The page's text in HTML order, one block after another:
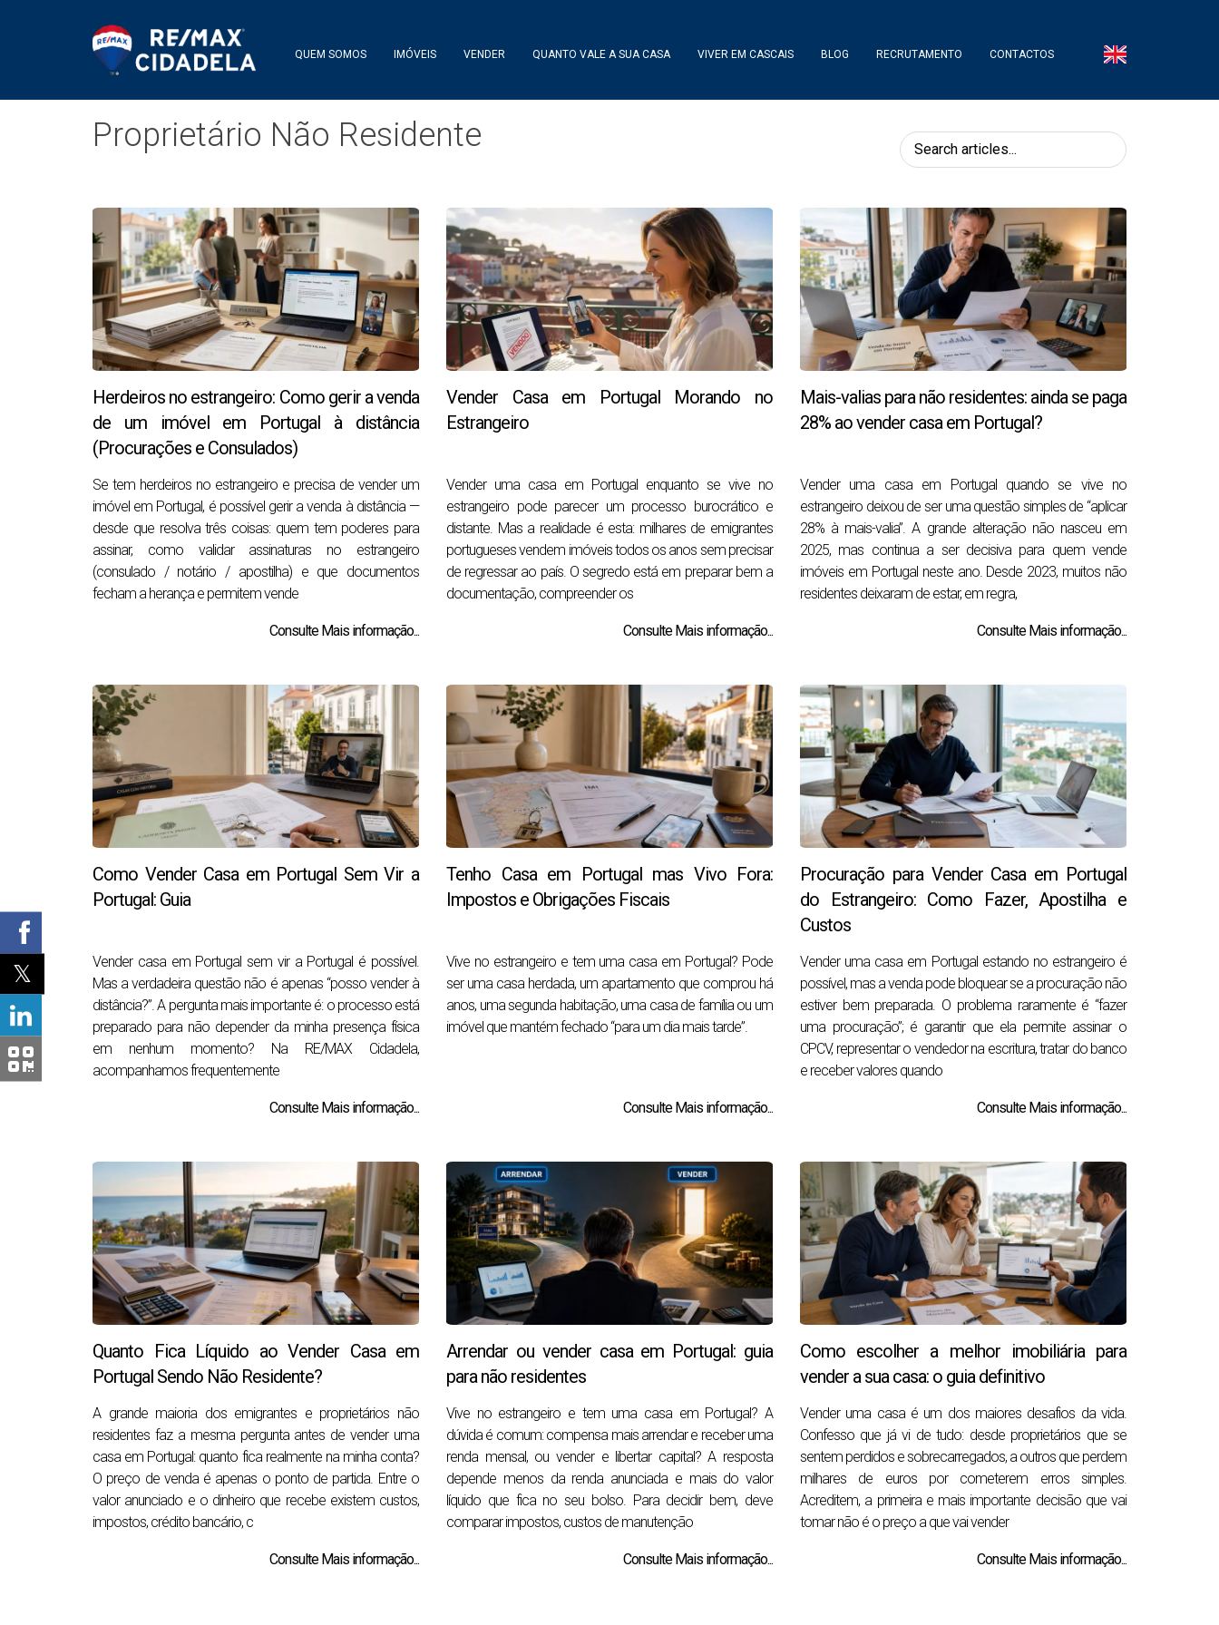
QUEM SOMOS IMÓVEIS VENDER QUANTO VALE A SUA CASA VIVER EM CASCAIS BLOG RECRUTAMENTO CONTACTOS
Proprietário Não Residente
Herdeiros no estrangeiro: Como gerir a venda
de um imóvel em Portugal à distância
(Procurações e Consulados)
Se tem herdeiros no estrangeiro e precisa de vender um
imóvel em Portugal, é possível gerir a venda à distância —
desde que resolva três coisas: quem tem poderes para
assinar, como validar assinaturas no estrangeiro
(consulado / notário / apostilha) e que documentos
fecham a herança e permitem vende
Consulte Mais informação...
Vender Casa em Portugal Morando no
Estrangeiro
Vender uma casa em Portugal enquanto se vive no
estrangeiro pode parecer um processo burocrático e
distante. Mas a realidade é esta: milhares de emigrantes
portugueses vendem imóveis todos os anos sem precisar
de regressar ao país. O segredo está em preparar bem a
documentação, compreender os
Consulte Mais informação...
Mais-valias para não residentes: ainda se paga
28% ao vender casa em Portugal?
Vender uma casa em Portugal quando se vive no
estrangeiro deixou de ser uma questão simples de “aplicar
28% à mais-valia”. A grande alteração não nasceu em
2025, mas continua a ser decisiva para quem vende
imóveis em Portugal neste ano. Desde 2023, muitos não
residentes deixaram de estar, em regra,
Consulte Mais informação...
Como Vender Casa em Portugal Sem Vir a
Portugal: Guia
Vender casa em Portugal sem vir a Portugal é possível.
Mas a verdadeira questão não é apenas “posso vender à
distância?”. A pergunta mais importante é: o processo está
preparado para não depender da minha presença física
em nenhum momento? Na RE/MAX Cidadela,
acompanhamos frequentemente
Consulte Mais informação...
Tenho Casa em Portugal mas Vivo Fora:
Impostos e Obrigações Fiscais
Vive no estrangeiro e tem uma casa em Portugal? Pode
ser uma casa herdada, um apartamento que comprou há
anos, uma segunda habitação, uma casa de família ou um
imóvel que mantém fechado “para um dia mais tarde”.
Consulte Mais informação...
Procuração para Vender Casa em Portugal
do Estrangeiro: Como Fazer, Apostilha e
Custos
Vender uma casa em Portugal estando no estrangeiro é
possível, mas a venda pode bloquear se a procuração não
estiver bem preparada. O problema raramente é “fazer
uma procuração”; é garantir que ela permite assinar o
CPCV, representar o vendedor na escritura, tratar do banco
e receber valores quando
Consulte Mais informação...
Quanto Fica Líquido ao Vender Casa em
Portugal Sendo Não Residente?
A grande maioria dos emigrantes e proprietários não
residentes faz a mesma pergunta antes de vender uma
casa em Portugal: quanto fica realmente na minha conta?
O preço de venda é apenas o ponto de partida. Entre o
valor anunciado e o dinheiro que recebe existem custos,
impostos, crédito bancário, c
Consulte Mais informação...
Arrendar ou vender casa em Portugal: guia
para não residentes
Vive no estrangeiro e tem uma casa em Portugal? A
dúvida é comum: compensa mais arrendar e receber uma
renda mensal, ou vender e libertar capital? A resposta
depende menos da renda anunciada e mais do valor
líquido que fica no seu bolso. Para decidir bem, deve
comparar impostos, custos de manutenção
Consulte Mais informação...
Como escolher a melhor imobiliária para
vender a sua casa: o guia definitivo
Vender uma casa é um dos maiores desafios da vida.
Confesso que já vi de tudo: desde proprietários que se
sentem perdidos e sobrecarregados, a outros que perdem
milhares de euros por cometerem erros simples.
Acreditem, a primeira e mais importante decisão que vai
tomar não é o preço a que vai vender
Consulte Mais informação...